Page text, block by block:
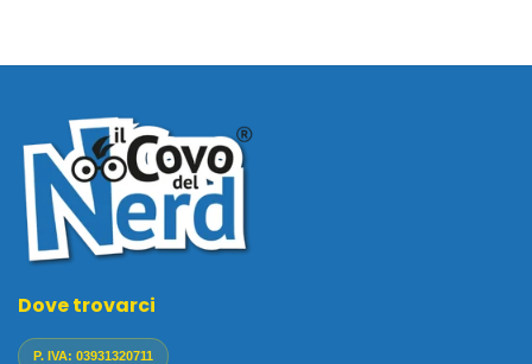
Dove trovarci
P. IVA: 03931320711